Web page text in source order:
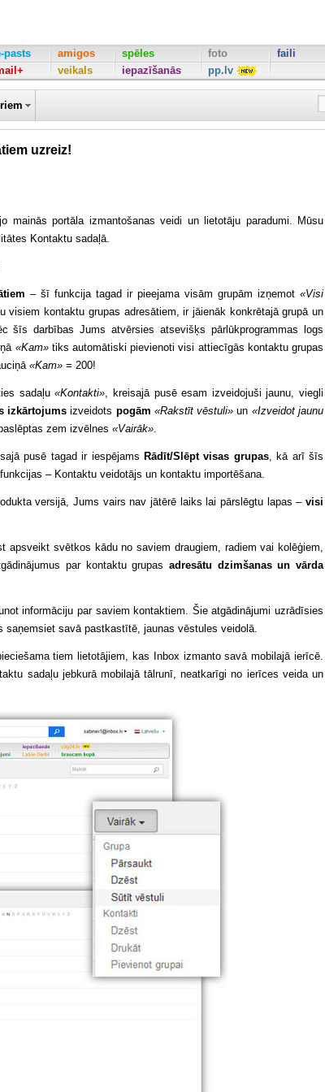
pasts
amigos
veikals
spēles
iepazīšanās
foto
pp.lv
faili
uzreiz!
portāla izmantošanas veidi un lietotāju paradumi. Mūsu
Kontaktu sadaļā.
– šī funkcija tagad ir pieejama visām grupām izņemot «Visi
visiem kontaktu grupas adresātiem, ir jāienāk konkrētajā grupā un
šīs darbības Jums atvērsies atsevišķs pārlūkprogrammas logs
«Kam»tiks automātiski pievienoti visi attiecīgās kontaktu grupas
«Kam» = 200!
sadaļu«Kontakti», kreisajā pusē esam izveidojuši jaunu, viegli
izkārtojums izveidots pogām «Rakstīt vēstuli» un «Izveidot jaunu
zem izvēlnes «Vairāk».
pusē tagad ir iespējams Rādīt/Slēpt visas grupas, kā arī šīs
– Kontaktu veidotājs un kontaktu importēšana.
versijā, Jums vairs nav jātērē laiks lai pārslēgtu lapas – visi
apsveikt svētkos kādu no saviem draugiem, radiem vai kolēģiem,
par kontaktu grupasadresātu dzimšanas un vārda
informāciju par saviem kontaktiem. Šie atgādinājumi uzrādīsies
savā pastkastītē, jaunas vēstules veidolā.
tiem lietotājiem, kas Inbox izmanto savā mobilajā ierīcē.
sadaļu jebkurā mobilajā tālrunī, neatkarīgi no ierīces veida un